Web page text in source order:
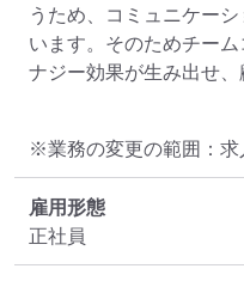
うため、コミュニケー
います。そのためチー
ナジー効果が生み出せ、
※業務の変更の範囲：求
雇用形態
正社員